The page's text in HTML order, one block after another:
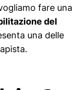
fare una
del
una delle